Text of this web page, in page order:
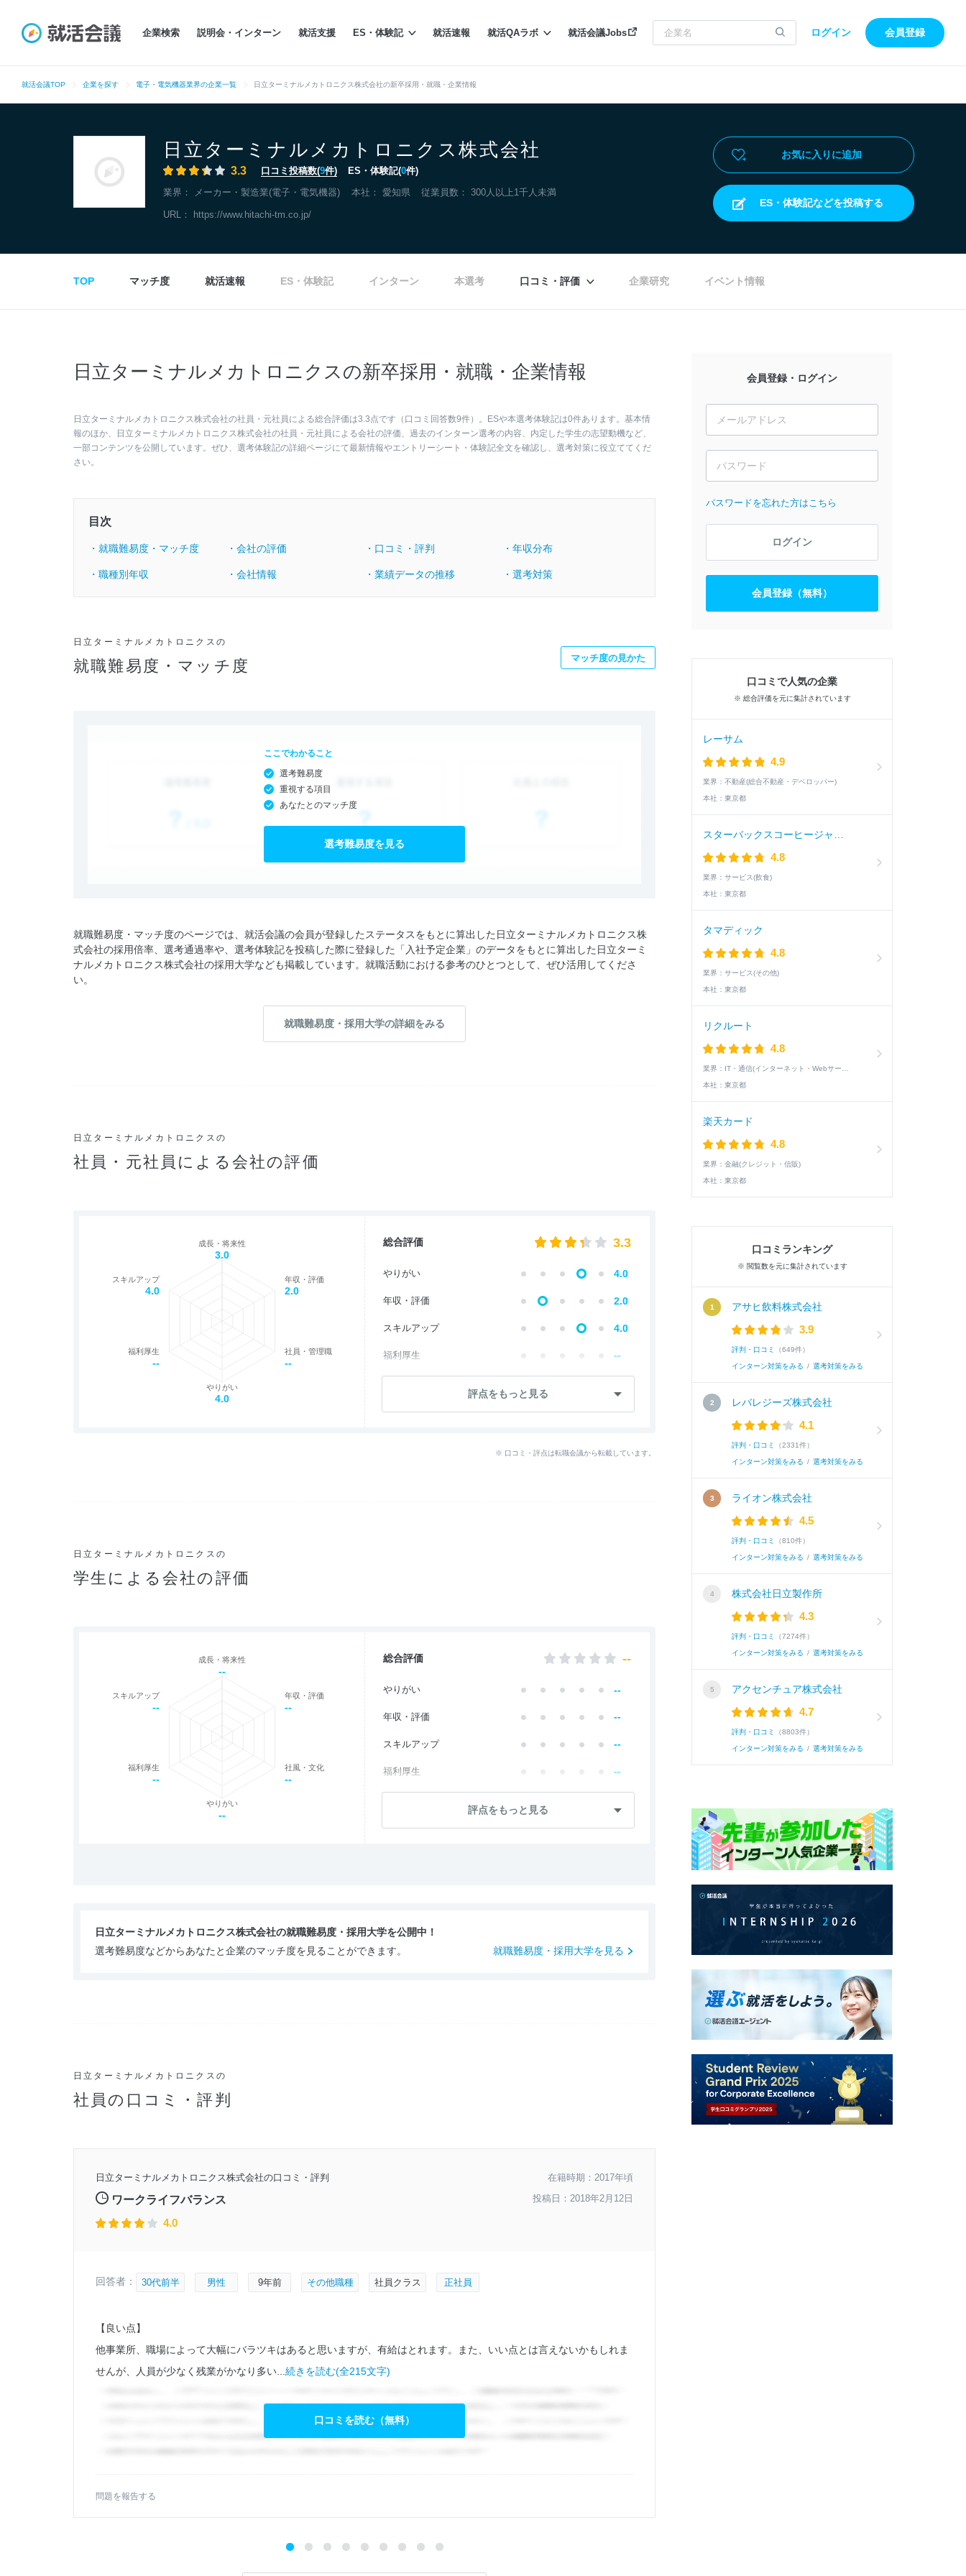
企業検索 説明会・インターン 就活支援 ES・体験記 就活速報 就活QAラボ 就活会議Jobs ログイン 会員登録
就活会議TOP 企業を探す 電子・電気機器業界の企業一覧 日立ターミナルメカトロニクス株式会社の新卒採用・就職・企業情報
日立ターミナルメカトロニクス株式会社
3.3 口コミ投稿数(9件) ES・体験記(0件)
業界： メーカー・製造業(電子・電気機器) 本社： 愛知県 従業員数： 300人以上1千人未満
URL： https://www.hitachi-tm.co.jp/
お気に入りに追加
ES・体験記などを投稿する
TOP マッチ度 就活速報 ES・体験記 インターン 本選考 口コミ・評価 企業研究 イベント情報
日立ターミナルメカトロニクスの新卒採用・就職・企業情報
日立ターミナルメカトロニクス株式会社の社員・元社員による総合評価は3.3点です（口コミ回答数9件）。ESや本選考体験記は0件あります。基本情
報のほか、日立ターミナルメカトロニクス株式会社の社員・元社員による会社の評価、過去のインターン選考の内容、内定した学生の志望動機など、
一部コンテンツを公開しています。ぜひ、選考体験記の詳細ページにて最新情報やエントリーシート・体験記全文を確認し、選考対策に役立ててくだ
さい。
目次
・就職難易度・マッチ度 ・会社の評価 ・口コミ・評判 ・年収分布
・職種別年収 ・会社情報 ・業績データの推移 ・選考対策
日立ターミナルメカトロニクスの
就職難易度・マッチ度 マッチ度の見かた
ここでわかること
選考難易度
重視する項目
あなたとのマッチ度
選考難易度を見る
就職難易度・マッチ度のページでは、就活会議の会員が登録したステータスをもとに算出した日立ターミナルメカトロニクス株
式会社の採用倍率、選考通過率や、選考体験記を投稿した際に登録した「入社予定企業」のデータをもとに算出した日立ターミ
ナルメカトロニクス株式会社の採用大学なども掲載しています。就職活動における参考のひとつとして、ぜひ活用してくださ
い。
就職難易度・採用大学の詳細をみる
日立ターミナルメカトロニクスの
社員・元社員による会社の評価
評点をもっと見る
成長・将来性
3.0
年収・評価
2.0
社員・管理職
--
やりがい
4.0
福利厚生
--
スキルアップ
4.0
総合評価 3.3
やりがい 4.0
年収・評価 2.0
スキルアップ 4.0
福利厚生 --
社員・管理職 --
※ 口コミ・評点は転職会議から転載しています。
日立ターミナルメカトロニクスの
学生による会社の評価
評点をもっと見る
成長・将来性
--
年収・評価
--
社風・文化
--
やりがい
--
福利厚生
--
スキルアップ
--
総合評価 --
やりがい --
年収・評価 --
スキルアップ --
福利厚生 --
社員・管理職 --
入社後のギャップ
日立ターミナルメカトロニクス株式会社の就職難易度・採用大学を公開中！
選考難易度などからあなたと企業のマッチ度を見ることができます。
就職難易度・採用大学を見る
日立ターミナルメカトロニクスの
社員の口コミ・評判
日立ターミナルメカトロニクス株式会社の口コミ・評判
ワークライフバランス
4.0
在籍時期：2017年頃
投稿日：2018年2月12日
回答者： 30代前半 男性 9年前 その他職種 社員クラス 正社員
【良い点】
他事業所、職場によって大幅にバラツキはあると思いますが、有給はとれます。また、いい点とは言えないかもしれま
せんが、人員が少なく残業がかなり多い... 続きを読む(全215文字)
口コミを読む（無料）
問題を報告する
会員登録・ログイン
パスワードを忘れた方はこちら
ログイン
会員登録（無料）
口コミで人気の企業
※ 総合評価を元に集計されています
レーサム
4.9
業界： 不動産(総合不動産・デベロッパー)
本社： 東京都
4.8
業界： サービス(飲食)
本社： 東京都
タマディック
4.8
業界： サービス(その他)
本社： 東京都
リクルート
4.8
業界：
本社： 東京都
楽天カード
4.8
業界： 金融(クレジット・信販)
本社： 東京都
口コミランキング
※ 閲覧数を元に集計されています
アサヒ飲料株式会社
3.9
評判・口コミ （649件）
インターン対策をみる / 選考対策をみる
レバレジーズ株式会社
4.1
評判・口コミ （2331件）
インターン対策をみる / 選考対策をみる
ライオン株式会社
4.5
評判・口コミ （810件）
インターン対策をみる / 選考対策をみる
株式会社日立製作所
4.3
評判・口コミ （7274件）
インターン対策をみる / 選考対策をみる
アクセンチュア株式会社
4.7
評判・口コミ （8803件）
インターン対策をみる / 選考対策をみる